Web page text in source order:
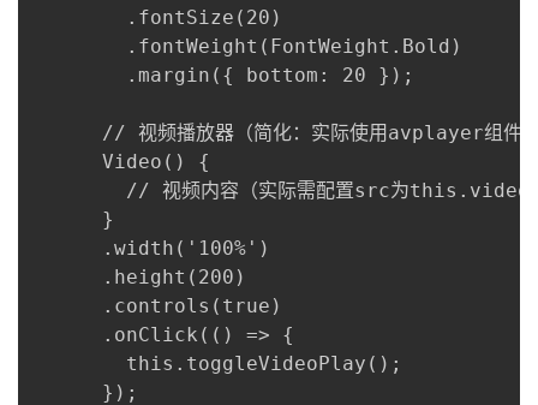
        .fontSize(20)
        .fontWeight(FontWeight.Bold)
        .margin({ bottom: 20 });
// 视频播放器（简化：实际使用avplayer组件
      Video() {
// 视频内容（实际需配置src为
      }
      .width('100%')
      .height(200)
      .controls(true)
      .onClick(() => {
        this.toggleVideoPlay();
      });